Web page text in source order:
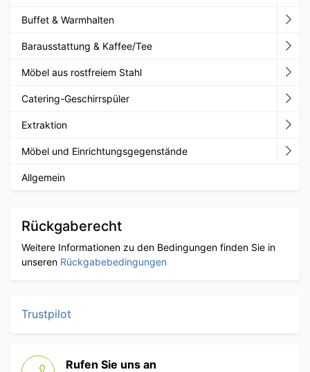
Buffet & Warmhalten
Barausstattung & Kaffee/Tee
Möbel aus rostfreiem Stahl
Catering-Geschirrspüler
Extraktion
Möbel und Einrichtungsgegenstände
Allgemein
Rückgaberecht
Weitere Informationen zu den Bedingungen finden Sie in
unseren Rückgabebedingungen
Trustpilot
Rufen Sie uns an